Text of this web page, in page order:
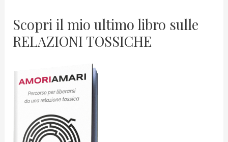
Scopri il mio ultimo libro sulle
RELAZIONI TOSSICHE